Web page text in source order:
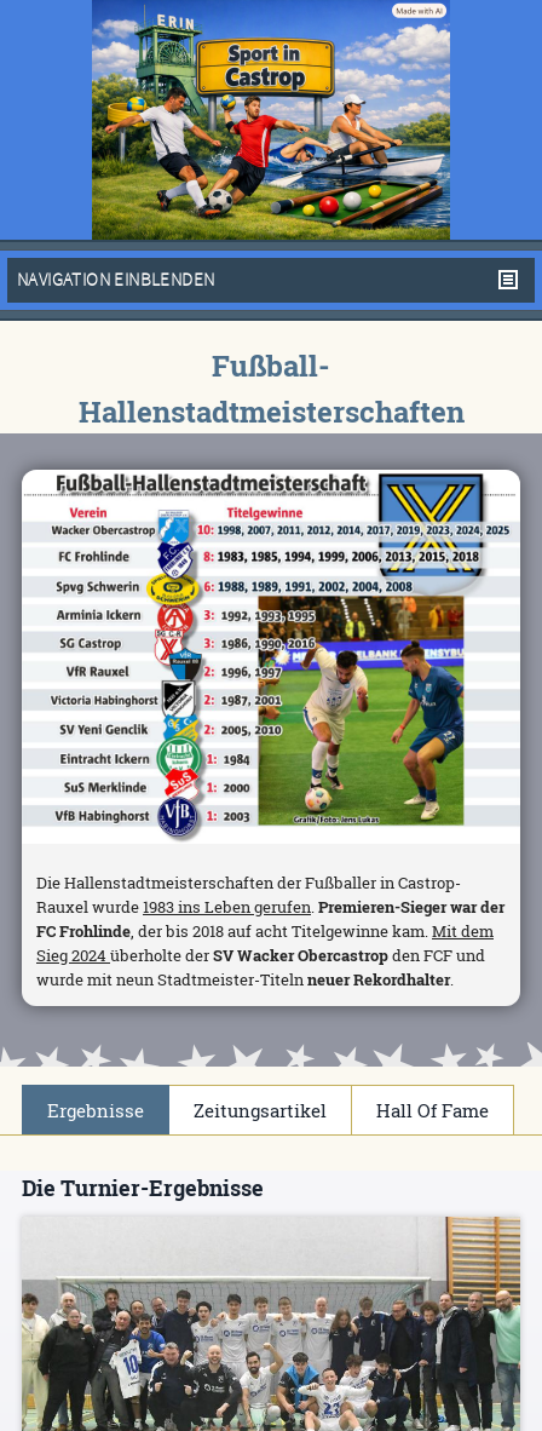
NAVIGATION EINBLENDEN
Fußball-
Hallenstadtmeisterschaften
Die Hallenstadtmeisterschaften der Fußballer in Castrop-
Rauxel wurde1983 ins Leben gerufen.Premieren-Sieger war der
FC Frohlinde, der bis 2018 auf acht Titelgewinne kam.Mit dem
Sieg 2024 überholte derSV Wacker Obercastropden FCF und
wurde mit neun Stadtmeister-Titelnneuer Rekordhalter.
Ergebnisse Zeitungsartikel Hall Of Fame
Die Turnier-Ergebnisse